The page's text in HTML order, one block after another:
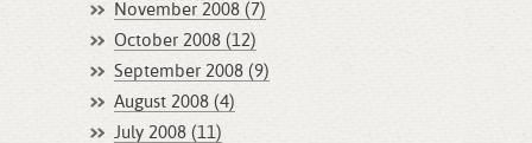
November 2008 (7)
October 2008 (12)
September 2008 (9)
August 2008 (4)
July 2008 (11)